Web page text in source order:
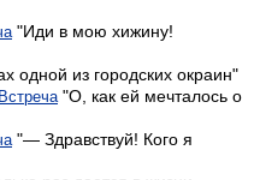
"Иди в мою хижину!
одной из городских окраин"
Встреча "О, как ей мечталось о
"— Здравствуй! Кого я